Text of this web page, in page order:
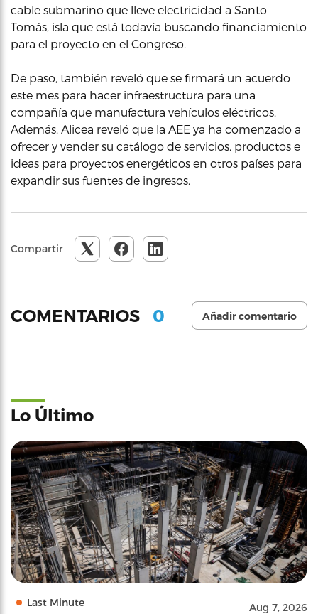
cable submarino que lleve electricidad a Santo
Tomás, isla que está todavía buscando financiamiento
para el proyecto en el Congreso.
De paso, también reveló que se firmará un acuerdo
este mes para hacer infraestructura para una
compañía que manufactura vehículos eléctricos.
Además, Alicea reveló que la AEE ya ha comenzado a
ofrecer y vender su catálogo de servicios, productos e
ideas para proyectos energéticos en otros países para
expandir sus fuentes de ingresos.
Compartir
COMENTARIOS 0 Añadir comentario
Lo Último
Last Minute Aug 7, 2026